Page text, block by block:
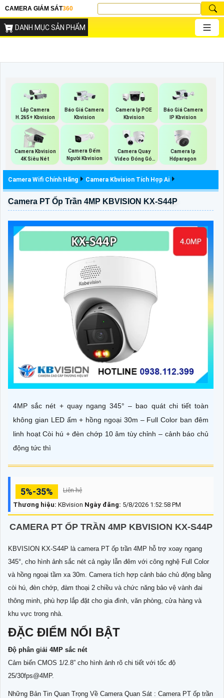
CAMERA GIÁM SÁT360
DANH MỤC SẢN PHẨM
Lắp Camera
H.265+ Kbvision
Báo Giá Camera
Kbvision
Camera Ip POE
Kbvision
Báo Giá Camera
IP Kbvision
Camera Kbvision
4K Siêu Nét
Camera Đếm
Người Kbvision
Camera Quay
Video Đóng Gói
Hàng
Camera Ip
Hdparagon
Camera Wifi Chính Hãng Camera Kbvision Tích Hợp Ai
Camera PT Ốp Trần 4MP KBVISION KX-S44P
4MP sắc nét + quay ngang 345° – bao quát chi tiết toàn
không gian LED ấm + hồng ngoại 30m – Full Color ban đêm
linh hoạt Còi hú + đèn chớp 10 âm tùy chỉnh – cảnh báo chủ
động tức thì
5%-35% Liên hệ
Thương hiệu: KBvision Ngày đăng: 5/8/2026 1:52:58 PM
CAMERA PT ỐP TRẦN 4MP KBVISION KX-S44P
KBVISION KX-S44P là camera PT ốp trần 4MP hỗ trợ xoay ngang
345°, cho hình ảnh sắc nét cả ngày lẫn đêm với công nghệ Full Color
và hồng ngoại tầm xa 30m. Camera tích hợp cảnh báo chủ động bằng
còi hú, đèn chớp, đàm thoại 2 chiều và chức năng bảo vệ vành đai
thông minh, phù hợp lắp đặt cho gia đình, văn phòng, cửa hàng và
khu vực trong nhà.
ĐẶC ĐIỂM NỔI BẬT
Độ phân giải 4MP sắc nét
Cảm biến CMOS 1/2.8” cho hình ảnh rõ chi tiết với tốc độ
25/30fps@4MP.
Những Bản Tin Quan Trọng Về Camera Quan Sát : Camera PT ốp trần